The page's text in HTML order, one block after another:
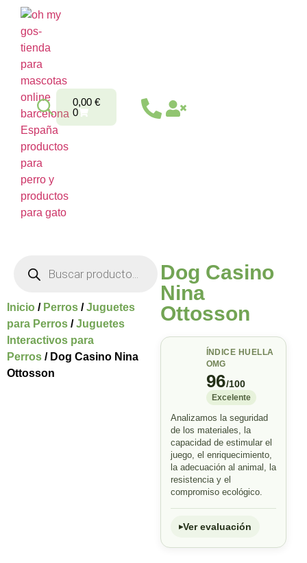
0,00 €
0
Inicio / Perros /Juguetes
para Perros /Juguetes
Interactivos para
Perros / Dog Casino Nina
Ottosson
Dog Casino
Nina
Ottosson
ÍNDICE HUELLA
OMG
96/100
Excelente
Analizamos la seguridad
de los materiales, la
capacidad de estimular el
juego, el enriquecimiento,
la adecuación al animal, la
resistencia y el
compromiso ecológico.
Ver evaluación